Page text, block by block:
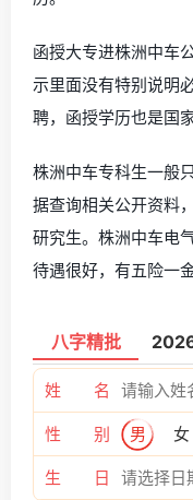
函授大专进株洲中车
示里面没有特别说明
聘，函授学历也是国
株洲中车专科生一般
据查询相关公开资料
研究生。株洲中车电
待遇很好，有五险一金
八字精批
姓 名
性 别 男 女
生 日